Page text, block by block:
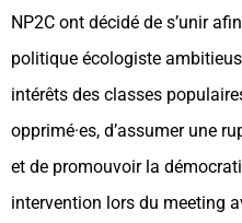
NP2C ont décidé de s’unir
politique écologiste
intérêts des classes
opprimé·es, d’assumer une
et de promouvoir la
intervention lors du meeting